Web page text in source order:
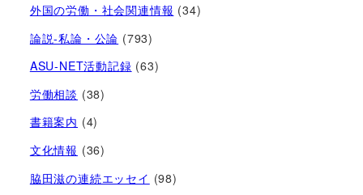
外国の労働・社会関連情報 (34)
論説-私論・公論 (793)
ASU-NET活動記録 (63)
労働相談 (38)
書籍案内 (4)
文化情報 (36)
脇田滋の連続エッセイ (98)